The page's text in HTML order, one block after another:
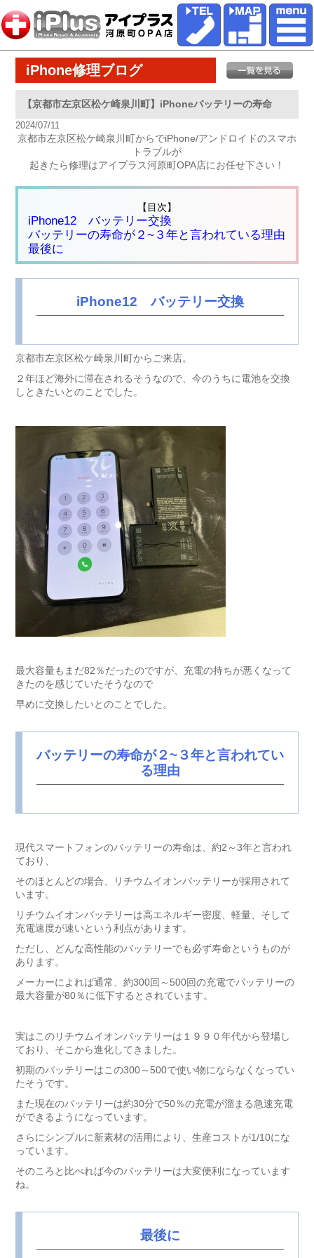
iPhone修理ブログ
【京都市左京区松ケ崎泉川町】iPhoneバッテリーの寿命
2024/07/11
京都市左京区松ケ崎泉川町からでiPhone/アンドロイドのスマホ
トラブルが
起きたら修理はアイプラス河原町OPA店にお任せ下さい！
【目次】
iPhone12 バッテリー交換
バッテリーの寿命が２~３年と言われている理由
最後に
iPhone12 バッテリー交換
京都市左京区松ケ崎泉川町からご来店。
２年ほど海外に滞在されるそうなので、今のうちに電池を交換
しときたいとのことでした。
最大容量もまだ82％だったのですが、充電の持ちが悪くなって
きたのを感じていたそうなので
早めに交換したいとのことでした。
バッテリーの寿命が２~３年と言われてい
る理由
現代スマートフォンのバッテリーの寿命は、約2～3年と言われ
ており、
そのほとんどの場合、リチウムイオンバッテリーが採用されて
います。
リチウムイオンバッテリーは高エネルギー密度、軽量、そして
充電速度が速いという利点があります。
ただし、どんな高性能のバッテリーでも必ず寿命というものが
あります。
メーカーによれば通常、約300回～500回の充電でバッテリーの
最大容量が80％に低下するとされています。
実はこのリチウムイオンバッテリーは１９９０年代から登場し
ており、そこから進化してきました。
初期のバッテリーはこの300～500で使い物にならなくなってい
たそうです。
また現在のバッテリーは約30分で50％の充電が溜まる急速充電
ができるようになっています。
さらにシンプルに新素材の活用により、生産コストが1/10にな
っています。
そのころと比べれば今のバッテリーは大変便利になっています
ね。
最後に